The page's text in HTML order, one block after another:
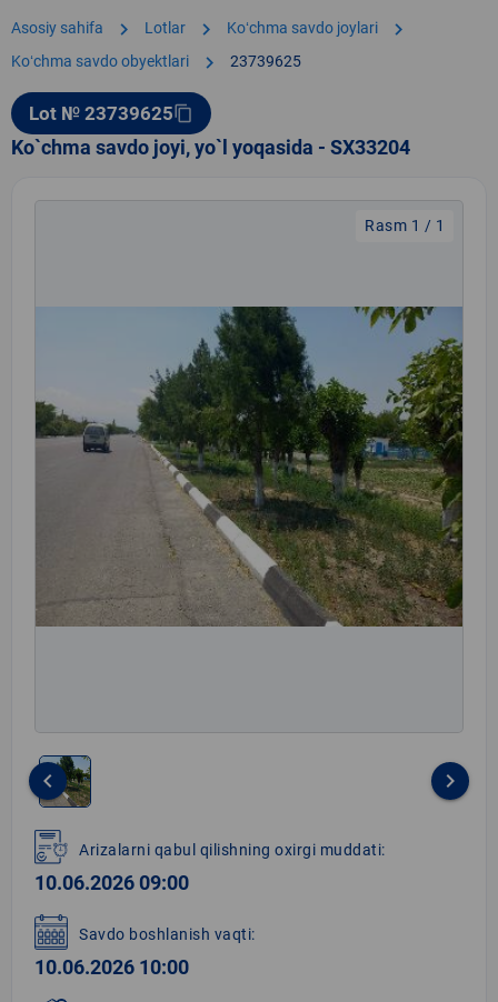
Asosiy sahifa chevron_right Lotlar chevron_right Koʻchma savdo joylari chevron_right
Koʻchma savdo obyektlari chevron_right 23739625
Lot № 23739625content_copy
Ko`chma savdo joyi, yo`l yoqasida - SX33204
Rasm 1 / 1
1
of
1
keyboard_arrow_left keyboard_arrow_right
Arizalarni qabul qilishning oxirgi muddati:
10.06.2026 09:00
Savdo boshlanish vaqti:
10.06.2026 10:00